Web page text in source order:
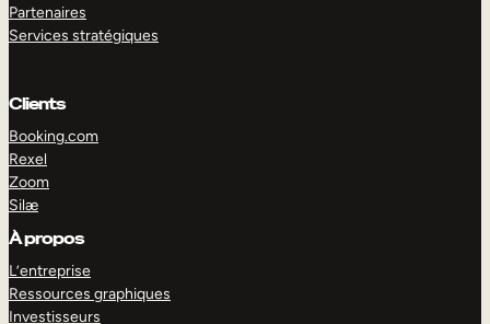
Partenaires
Services stratégiques
Clients
Booking.com
Rexel
Zoom
Silæ
À propos
L’entreprise
Ressources graphiques
Investisseurs